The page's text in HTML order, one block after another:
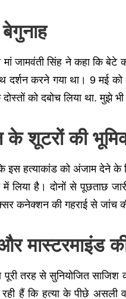
मां जामवंती सिंह ने कहा कि
दर्शन करने गया था। 9 मई
को दबोच लिया था. मुझे
के शूटरों की
हत्याकांड को अंजाम देने के
में लिया है। दोनों से पूछताछ
कनेक्शन की गहराई से जांच
मास्टरमाइंड
पूरी तरह से सुनियोजित
हैं कि हत्या के पीछे असली